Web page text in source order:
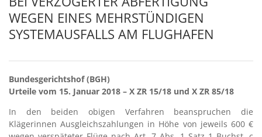
WEGEN EINES MEHRSTÜNDIGEN
SYSTEMAUSFALLS AM FLUGHAFEN
Bundesgerichtshof (BGH)
Urteile vom 15. Januar 2018 – X ZR 15/18 und X ZR 85/18
In den beiden obigen Verfahren beanspruchen die
Klägerinnen Ausgleichszahlungen in Höhe von jeweils 600 €